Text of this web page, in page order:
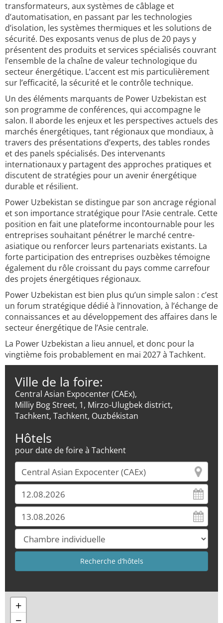
transformateurs, aux systèmes de câblage et
d’automatisation, en passant par les technologies
d’isolation, les systèmes thermiques et les solutions de
sécurité. Des exposants venus de plus de 20 pays y
présentent des produits et services spécialisés couvrant
l’ensemble de la chaîne de valeur technologique du
secteur énergétique. L’accent est mis particulièrement
sur l’efficacité, la sécurité et le contrôle technique.
Un des éléments marquants de Power Uzbekistan est
son programme de conférences, qui accompagne le
salon. Il aborde les enjeux et les perspectives actuels des
marchés énergétiques, tant régionaux que mondiaux, à
travers des présentations d’experts, des tables rondes
et des panels spécialisés. Des intervenants
internationaux y partagent des approches pratiques et
discutent de stratégies pour un avenir énergétique
durable et résilient.
Power Uzbekistan se distingue par son ancrage régional
et son importance stratégique pour l’Asie centrale. Cette
position en fait une plateforme incontournable pour les
entreprises souhaitant pénétrer le marché centre-
asiatique ou renforcer leurs partenariats existants. La
forte participation des entreprises ouzbèkes témoigne
également du rôle croissant du pays comme carrefour
des projets énergétiques régionaux.
Power Uzbekistan est bien plus qu’un simple salon : c’est
un forum stratégique dédié à l’innovation, à l’échange de
connaissances et au développement des affaires dans le
secteur énergétique de l’Asie centrale.
La Power Uzbekistan a lieu annuel, et donc pour la
vingtième fois probablement en mai 2027 à Tachkent.
Ville de la foire:
Central Asian Expocenter (CAEx),
Milliy Bog Street, 1, Mirzo-Ulugbek district,
Tachkent, Tachkent, Ouzbékistan
Hôtels
pour date de foire à Tachkent
+
−